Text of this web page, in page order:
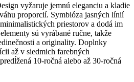
vyžaruje jemnú eleganciu a kladie
proporcií. Symbióza jasných línií
priestorov a dodá im
sú vyrábané ručne, takže
a originality. Doplnky
až v siedmich farebných
10-ročná alebo až 30-ročná